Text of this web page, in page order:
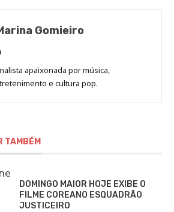
Gomieiro
Site
de
Marina
apaixonada por música,
e cultura pop.
TAMBÉM
DOMINGO MAIOR HOJE EXIBE O
FILME COREANO ESQUADRÃO
JUSTICEIRO